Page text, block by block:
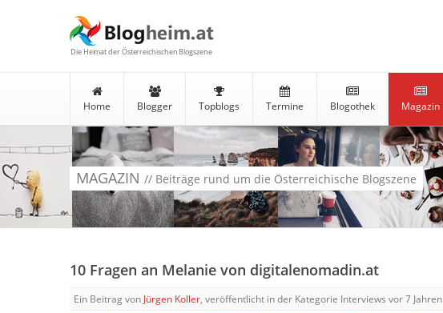
Die Heimat der Österreichischen Blogszene
Home Blogger Topblogs Termine Blogothek Magazin
MAGAZIN // Beiträge rund um die Österreichische Blogszene
10 Fragen an Melanie von digitalenomadin.at
Ein Beitrag von Jürgen Koller, veröffentlicht in der Kategorie Interviews vor 7 Jahren